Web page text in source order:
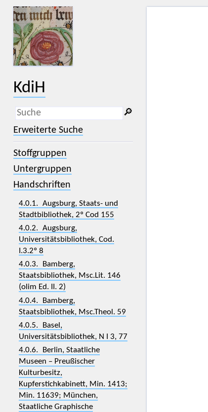
KdiH
_
(der Unterstrich) ist Platzhalter für
genau ein Zeichen.
% (das Prozentzeichen) ist Platzhalter
für kein, ein oder mehr als ein
🔎︎
Erweiterte Suche
Stoffgruppen
Untergruppen
Handschriften
4.0.1. Augsburg, Staats- und
Stadtbibliothek, 2º Cod 155
4.0.2. Augsburg,
Universitätsbibliothek, Cod.
I.3.2º 8
4.0.3. Bamberg,
Staatsbibliothek, Msc.Lit. 146
(olim Ed. II. 2)
4.0.4. Bamberg,
Staatsbibliothek, Msc.Theol. 59
4.0.5. Basel,
Universitätsbibliothek, N I 3, 77
4.0.6. Berlin, Staatliche
Museen – Preußischer
Kulturbesitz,
Kupferstichkabinett, Min. 1413;
Min. 11639; München,
Staatliche Graphische